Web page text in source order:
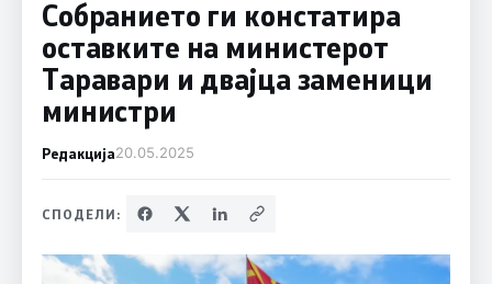
Собранието ги констатира
оставките на министерот
Таравари и двајца заменици
министри
Редакција20.05.2025
СПОДЕЛИ: